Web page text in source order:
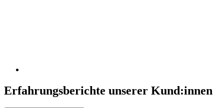
Erfahrungsberichte unserer Kund:innen